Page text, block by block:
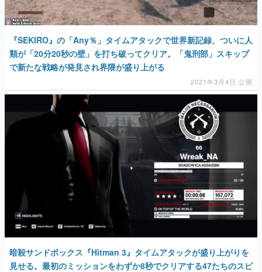
『SEKIRO』の「Any％」タイムアタックで世界新記録、ついに人
類が「20分20秒の壁」を打ち破ってクリア。「鬼刑部」スキップ
で新たな戦略が発見され界隈が盛り上がる
2021年3月4日 公開
暗殺サンドボックス『Hitman 3』タイムアタックが盛り上がりを
見せる。最初のミッションをわずか8秒でクリアする47たちのスピ